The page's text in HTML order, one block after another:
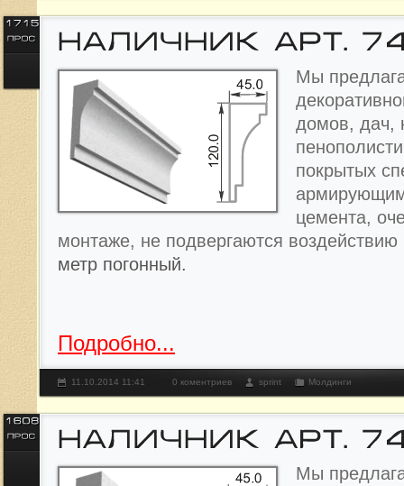
Мы
домов, дач,
покрытых
цемента,
монтаже, не подвергаются
метр погонный.
Подробно...
11.10.2014 11:41 0 коментриев sprint Молдинги
Мы